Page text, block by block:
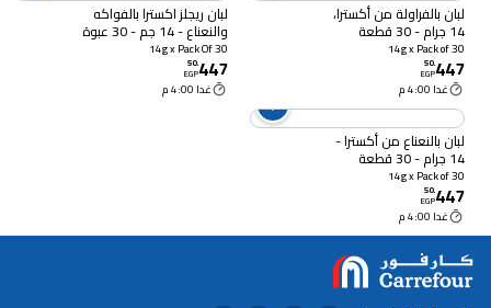
لبان بالفراولة من أكسترا،
14 جرام - 30 قطعة
14g x Pack of 30
447
.
50
EGP
غدا 4:00 م
لبان ريجلز اكسترا بالفواكه
والنعناع - 14 جم - 30 عبوة
14g x Pack Of 30
447
.
50
EGP
غدا 4:00 م
لبان بالنعناع من أكسترا -
14 جرام - 30 قطعة
14g x Pack of 30
447
.
50
EGP
غدا 4:00 م